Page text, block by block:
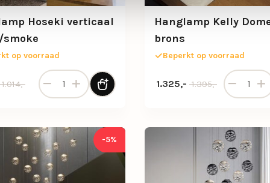
Hoseki verticaal
op voorraad
prijs was: 1.014,-.
prijs is: 698,-.
Hanglamp Hoseki verticaal zwart/smoke aantal
Hanglamp Kelly
brons
Beperkt op voorraad
1.395,-
Oorspronkelijke prijs was:
1.325,-
Huidige prijs is: 1.325,-.
-5%